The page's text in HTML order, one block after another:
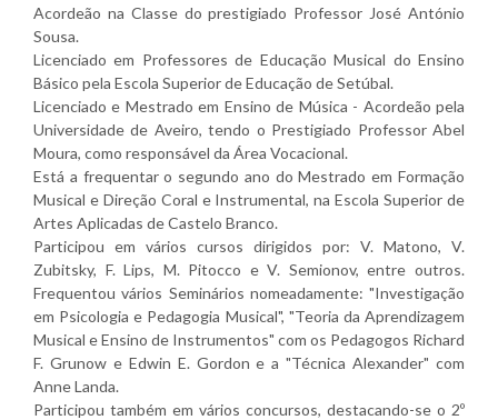
Acordeão na Classe do prestigiado Professor José António
Sousa.
Licenciado em Professores de Educação Musical do Ensino
Básico pela Escola Superior de Educação de Setúbal.
Licenciado e Mestrado em Ensino de Música - Acordeão pela
Universidade de Aveiro, tendo o Prestigiado Professor Abel
Moura, como responsável da Área Vocacional.
Está a frequentar o segundo ano do Mestrado em Formação
Musical e Direção Coral e Instrumental, na Escola Superior de
Artes Aplicadas de Castelo Branco.
Participou em vários cursos dirigidos por: V. Matono, V.
Zubitsky, F. Lips, M. Pitocco e V. Semionov, entre outros.
Frequentou vários Seminários nomeadamente: "Investigação
em Psicologia e Pedagogia Musical", "Teoria da Aprendizagem
Musical e Ensino de Instrumentos" com os Pedagogos Richard
F. Grunow e Edwin E. Gordon e a "Técnica Alexander" com
Anne Landa.
Participou também em vários concursos, destacando-se o 2º